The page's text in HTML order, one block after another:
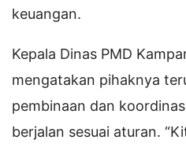
keuangan.
Kepala Dinas PMD
mengatakan pihaknya
pembinaan dan
berjalan sesuai aturan.